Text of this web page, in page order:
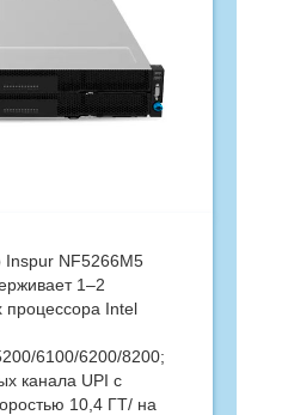
Inspur NF5266M5
1–2
Intel
6100/6200/8200;
канала UPI с
10,4 ГТ/ на